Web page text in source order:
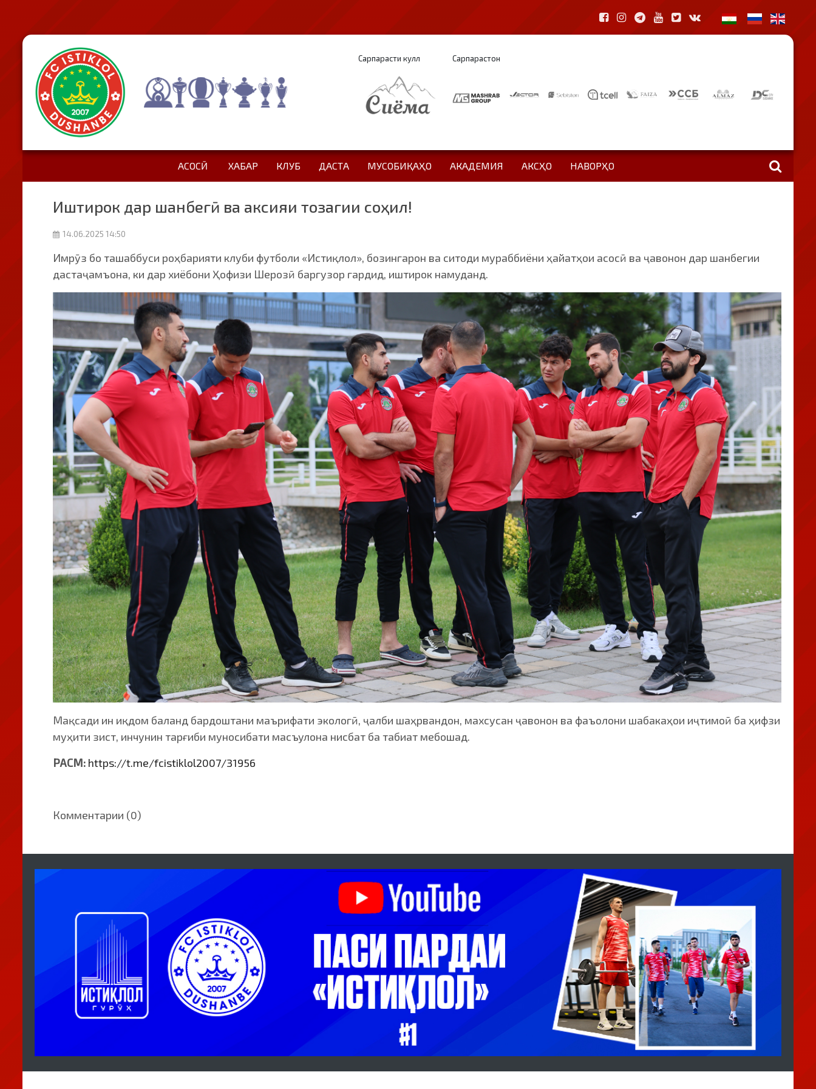
Сарпарасти кулл Сарпарастон
АСОСӢ ХАБАР КЛУБ ДАСТА МУСОБИҚАҲО АКАДЕМИЯ АКСҲО НАВОРҲО
Иштирок дар шанбегӣ ва аксияи тозагии соҳил!
14.06.2025 14:50
Имрӯз бо ташаббуси роҳбарияти клуби футболи «Истиқлол», бозингарон ва ситоди мураббиёни ҳайатҳои асосӣ ва ҷавонон дар шанбегии
дастаҷамъона, ки дар хиёбони Ҳофизи Шерозӣ баргузор гардид, иштирок намуданд.
Мақсади ин иқдом баланд бардоштани маърифати экологӣ, ҷалби шаҳрвандон, махсусан ҷавонон ва фаъолони шабакаҳои иҷтимоӣ ба ҳифзи
муҳити зист, инчунин тарғиби муносибати масъулона нисбат ба табиат мебошад.
РАСМ: https://t.me/fcistiklol2007/31956
Комментарии (0)